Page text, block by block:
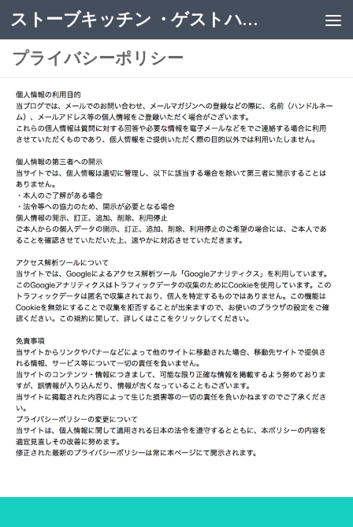
ストーブキッチン ・ゲストハウス
プライバシーポリシー